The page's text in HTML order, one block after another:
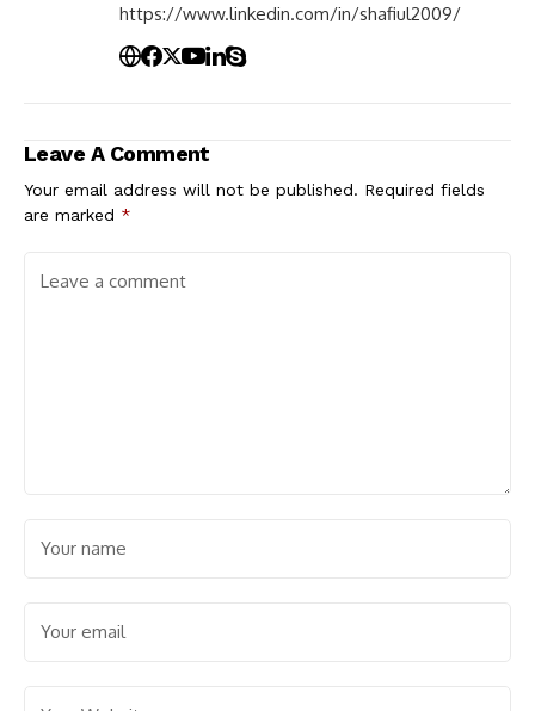
https://www.linkedin.com/in/shafiul2009/
Leave A Comment
Your email address will not be published. Required fields
are marked *